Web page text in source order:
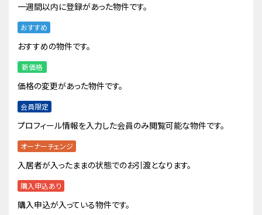
一週間以内に登録があった物件です。
おすすめ
おすすめの物件です。
新価格
価格の変更があった物件です。
会員限定
プロフィール情報を入力した会員のみ閲覧可能な物件です。
オーナーチェンジ
入居者が入ったままの状態でのお引渡となります。
購入申込あり
購入申込が入っている物件です。